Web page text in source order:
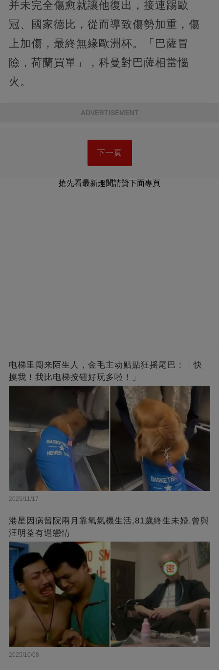
并未完全傷愈就讓他復出，接連踢歐
冠、國家德比，從而導致傷勢加重，傷
上加傷，最終無緣歐洲杯。「巴薩冒
險，荷蘭買單」，科曼對巴薩相當惱
火。
ADVERTISEMENT
下一頁
搶先看最新趣聞請贊下面專頁
电梯里闯来陌生人，金毛主动贴贴狂摇尾巴：「快
摸我！我比电梯按钮好玩多啦！」
2025/11/17
港星因病留院兩月靠氧氣機生活,81歲終生未婚,曾與
汪明荃有過戀情
2025/10/08